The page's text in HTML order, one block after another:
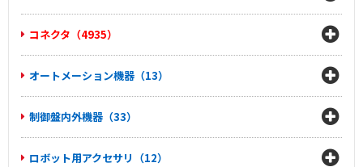
コネクタ（4935）
オートメーション機器（13）
制御盤内外機器（33）
ロボット用アクセサリ（12）